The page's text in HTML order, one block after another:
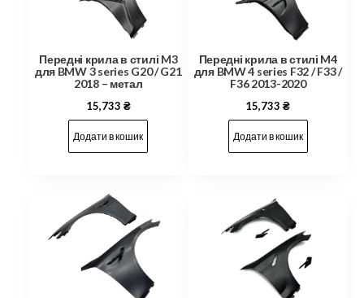
Передні крила в стилі M3
для BMW 3 series G20 / G21
2018 – метал
15,733 ₴
Додати в кошик
Передні крила в стилі M4
для BMW 4 series F32 / F33 /
F36 2013-2020
15,733₴
Додати в кошик